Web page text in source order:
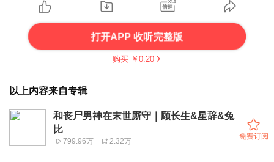
打开APP 收听完整版
购买 ￥ 0.20
以上内容来自专辑
和丧尸男神在末世厮守｜顾长生&星辞&兔
比
799.96万 2.32万
免费订阅